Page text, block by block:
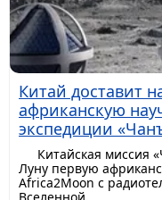
Китай доставит
африканскую
экспедиции
Китайская миссия
Луну первую
Africa2Moon с